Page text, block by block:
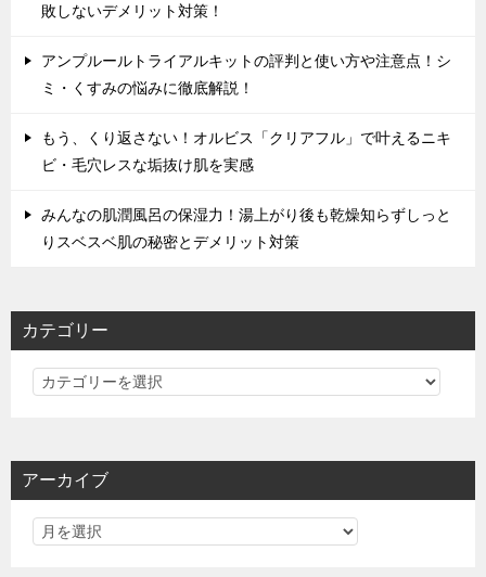
敗しないデメリット対策！
アンプルールトライアルキットの評判と使い方や注意点！シ
ミ・くすみの悩みに徹底解説！
もう、くり返さない！オルビス「クリアフル」で叶えるニキ
ビ・毛穴レスな垢抜け肌を実感
みんなの肌潤風呂の保湿力！湯上がり後も乾燥知らずしっと
りスベスベ肌の秘密とデメリット対策
カテゴリー
カ
リ
アーカイブ